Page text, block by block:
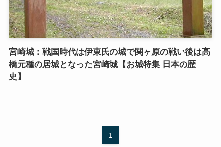
宮崎城：戦国時代は伊東氏の城で関ヶ原の戦い後は高
橋元種の居城となった宮崎城【お城特集 日本の歴
史】
1